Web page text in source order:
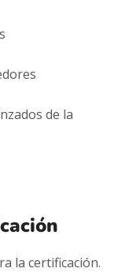
de la
la certificación.